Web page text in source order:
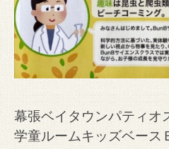
幕張ベイタウンパティオ
学童ルームキッズベース